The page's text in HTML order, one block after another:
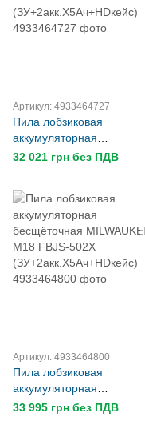
Артикул: 4933464727
Пила лобзиковая
аккумуляторная
бесщёточная MILWAUKEE
32 021 грн без ПДВ
Артикул: 4933464800
Пила лобзиковая
аккумуляторная
бесщёточная MILWAUKEE
33 995 грн без ПДВ